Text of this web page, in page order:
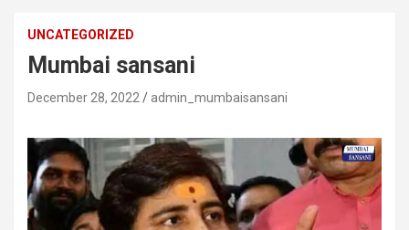
UNCATEGORIZED
Mumbai sansani
December 28, 2022 admin_mumbaisansani